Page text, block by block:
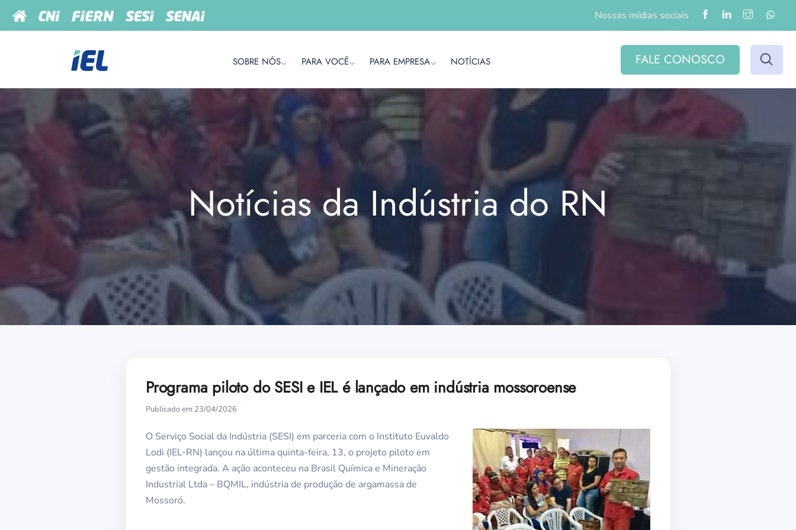
Nossas mídias sociais
SOBRE NÓS PARA VOCÊ PARA EMPRESA NOTÍCIAS FALE CONOSCO
Notícias da Indústria do RN
Programa piloto do SESI e IEL é lançado em indústria mossoroense
Publicado em 23/04/2026
O Serviço Social da Indústria (SESI) em parceria com o Instituto Euvaldo
Lodi (IEL-RN) lançou na última quinta-feira, 13, o projeto piloto em
gestão integrada. A ação aconteceu na Brasil Química e Mineração
Industrial Ltda – BQMIL, indústria de produção de argamassa de
Mossoró.